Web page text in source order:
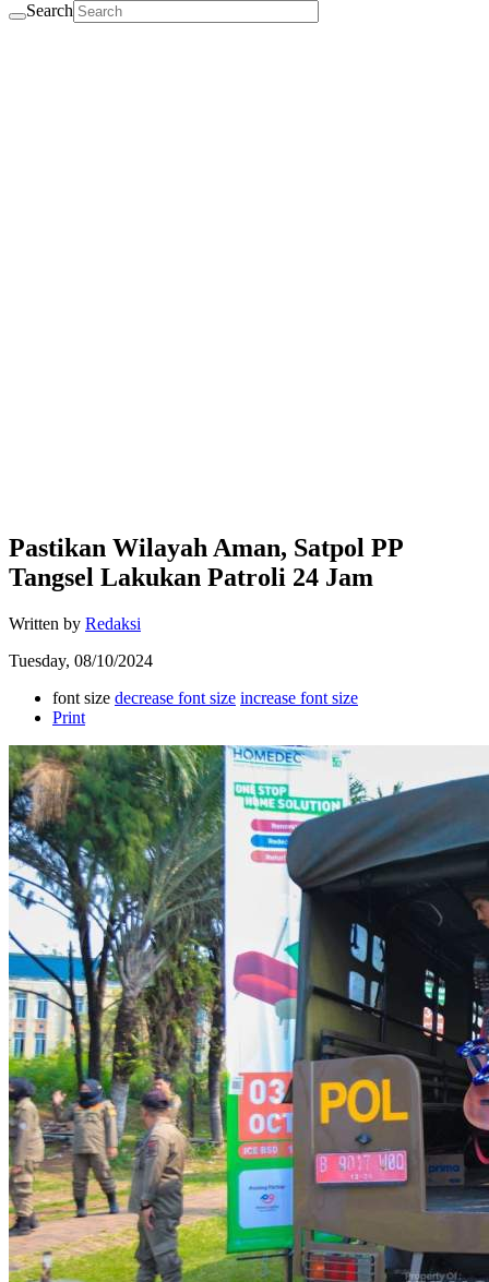
Search
Pastikan Wilayah Aman, Satpol PP
Tangsel Lakukan Patroli 24 Jam
Written by Redaksi
Tuesday, 08/10/2024
font size decrease font size increase font size
Print